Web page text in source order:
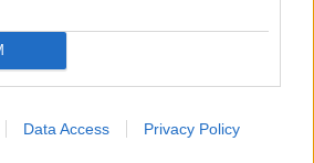
Data Access Privacy Policy